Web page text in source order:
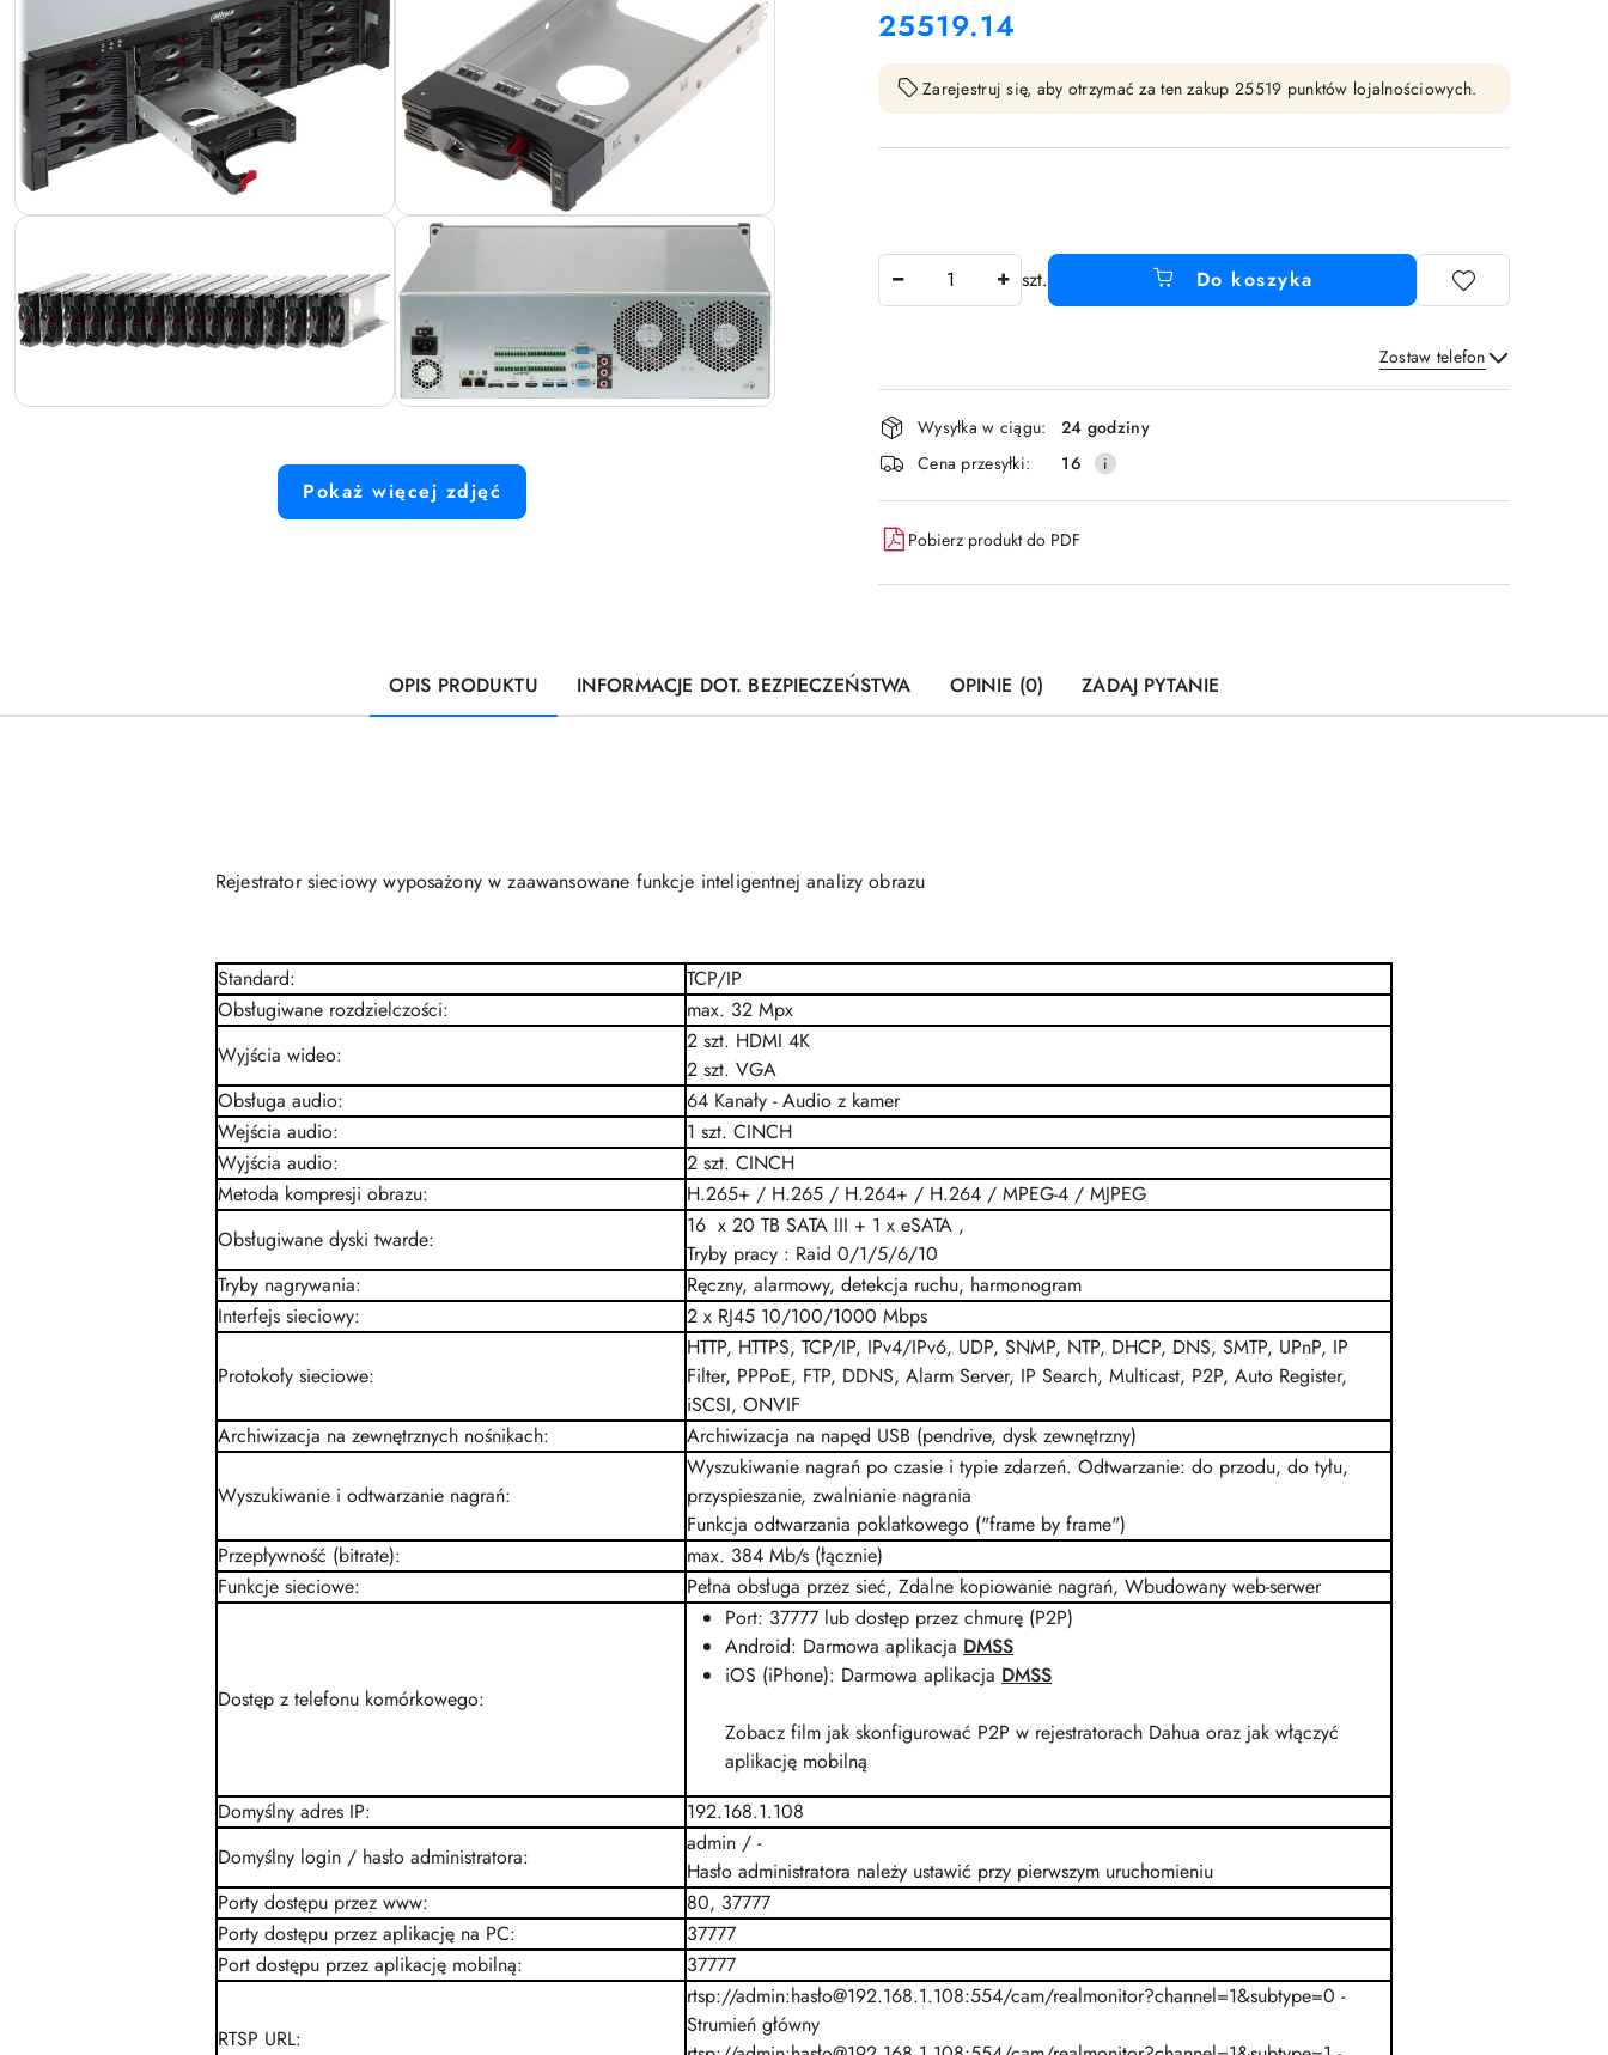
Pokaż więcej zdjęć
Cena:
25519.14
Zarejestruj się, aby otrzymać za ten zakup 25519 punktów lojalnościowych.
szt. Do koszyka
Zostaw telefon
Wyślij
Dostępność
i
dostawa
Wysyłka w ciągu:
24 godziny
Cena przesyłki:
16
Pobierz produkt do PDF
OPIS PRODUKTU INFORMACJE DOT. BEZPIECZEŃSTWA OPINIE (0) ZADAJ PYTANIE
Rejestrator sieciowy wyposażony w zaawansowane funkcje inteligentnej analizy obrazu
Standard:
TCP/IP
Obsługiwane rozdzielczości: max. 32 Mpx
Wyjścia wideo:
2 szt. HDMI 4K
2 szt. VGA
Obsługa audio:
64 Kanały - Audio z kamer
Wejścia audio: 1 szt. CINCH
Wyjścia audio: 2 szt. CINCH
Metoda kompresji obrazu: H.265+ / H.265 / H.264+ / H.264 / MPEG-4 / MJPEG
Obsługiwane dyski twarde:
16 x 20 TB SATA III + 1 x eSATA ,
Tryby pracy : Raid 0/1/5/6/10
Tryby nagrywania:
Ręczny, alarmowy, detekcja ruchu, harmonogram
Interfejs sieciowy: 2 x RJ45 10/100/1000 Mbps
Protokoły sieciowe:
HTTP, HTTPS, TCP/IP, IPv4/IPv6, UDP, SNMP, NTP, DHCP, DNS, SMTP, UPnP, IP
Filter, PPPoE, FTP, DDNS, Alarm Server, IP Search, Multicast, P2P, Auto Register,
iSCSI, ONVIF
Archiwizacja na zewnętrznych nośnikach: Archiwizacja na napęd USB (pendrive, dysk zewnętrzny)
Wyszukiwanie i odtwarzanie nagrań:
Wyszukiwanie nagrań po czasie i typie zdarzeń. Odtwarzanie: do przodu, do tyłu,
przyspieszanie, zwalnianie nagrania
Funkcja odtwarzania poklatkowego ("frame by frame")
Przepływność (bitrate):
max. 384 Mb/s (łącznie)
Funkcje sieciowe: Pełna obsługa przez sieć, Zdalne kopiowanie nagrań, Wbudowany web-serwer
Dostęp z telefonu komórkowego:
Port: 37777 lub dostęp przez chmurę (P2P)
Android: Darmowa aplikacja DMSS
iOS (iPhone): Darmowa aplikacja DMSS
Zobacz film jak skonfigurować P2P w rejestratorach Dahua oraz jak włączyć
aplikację mobilną
Domyślny adres IP:
192.168.1.108
Domyślny login / hasło administratora:
admin / -
Hasło administratora należy ustawić przy pierwszym uruchomieniu
Porty dostępu przez www:
80, 37777
Porty dostępu przez aplikację na PC:
37777
Port dostępu przez aplikację mobilną: 37777
RTSP URL:
rtsp://admin:hasło@192.168.1.108:554/cam/realmonitor?channel=1&subtype=0 -
Strumień główny